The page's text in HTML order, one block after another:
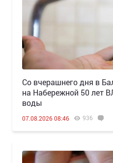
Со вчерашнего дня в
на Набережной 50 лет
воды
07.08.2026 08:46 936